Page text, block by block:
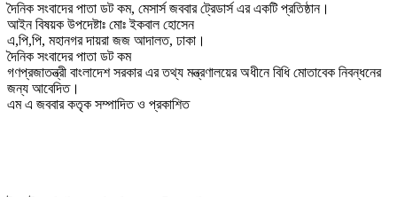
দৈনিক সংবাদের পাতা ডট কম, মেসার্স জববার ট্রেডার্স এর একটি প্রতিষ্ঠান।
আইন বিষয়ক উপদেষ্টাঃ মোঃ ইকবাল হোসেন
এ,পি,পি, মহানগর দায়রা জজ আদালত, ঢাকা।
দৈনিক সংবাদের পাতা ডট কম
গণপ্রজাতন্ত্রী বাংলাদেশ সরকার এর তথ্য মন্ত্রণালয়ের অধীনে বিধি মোতাবেক নিবন্ধনের
জন্য আবেদিত।
এম এ জববার কতৃক সম্পাদিত ও প্রকাশিত